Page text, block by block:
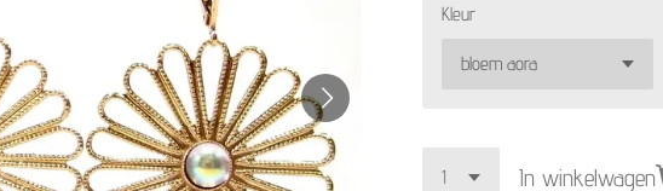
Kleur
In winkelwagen